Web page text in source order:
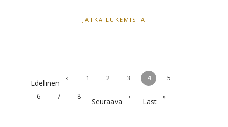
JATKA LUKEMISTA
Edellinen
‹ 1 2 3 4 5
6 7 8
Seuraava
›
Last
»